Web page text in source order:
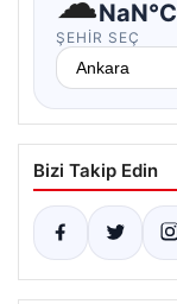
NaN°C
ŞEHIR SEÇ
Bizi Takip Edin